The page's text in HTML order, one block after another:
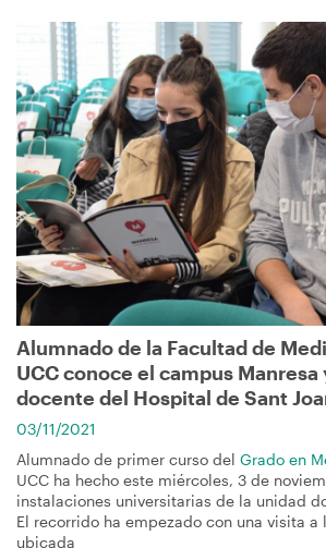
Imagen
Alumnado de la Facultad de
UCC conoce el campus Manresa
docente del Hospital de Sant
03/11/2021
Alumnado de primer curso del Grado en
UCC ha hecho este miércoles, 3 de
instalaciones universitarias de la unidad
El recorrido ha empezado con una visita
ubicada